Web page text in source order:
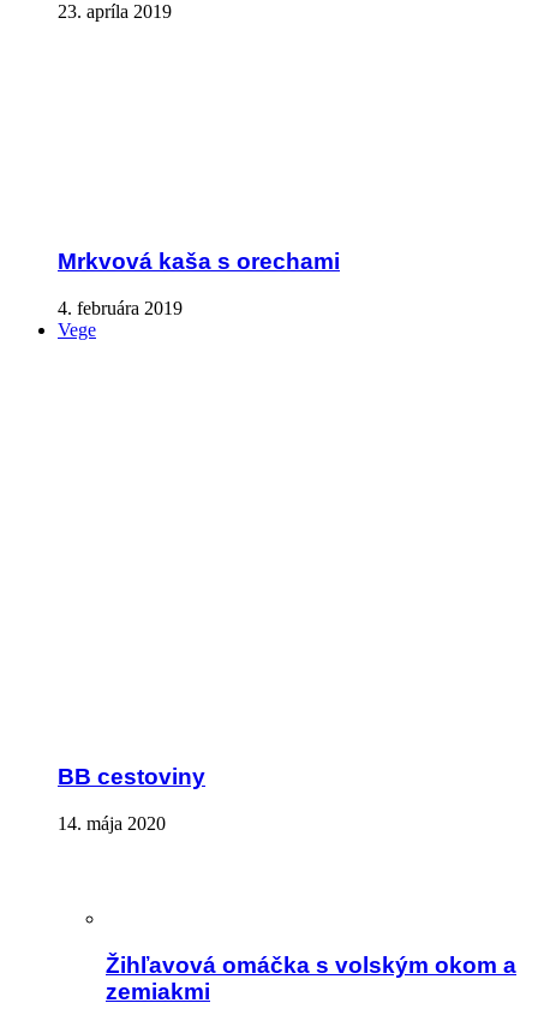
23. apríla 2019
Mrkvová kaša s orechami
4. februára 2019
Vege
BB cestoviny
14. mája 2020
Žihľavová omáčka s volským okom a
zemiakmi